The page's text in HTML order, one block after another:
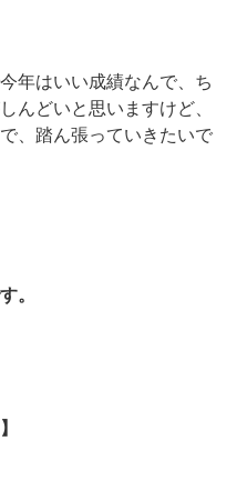
年はいい成績なんで、ち
んどいと思いますけど、
、踏ん張っていきたいで
。